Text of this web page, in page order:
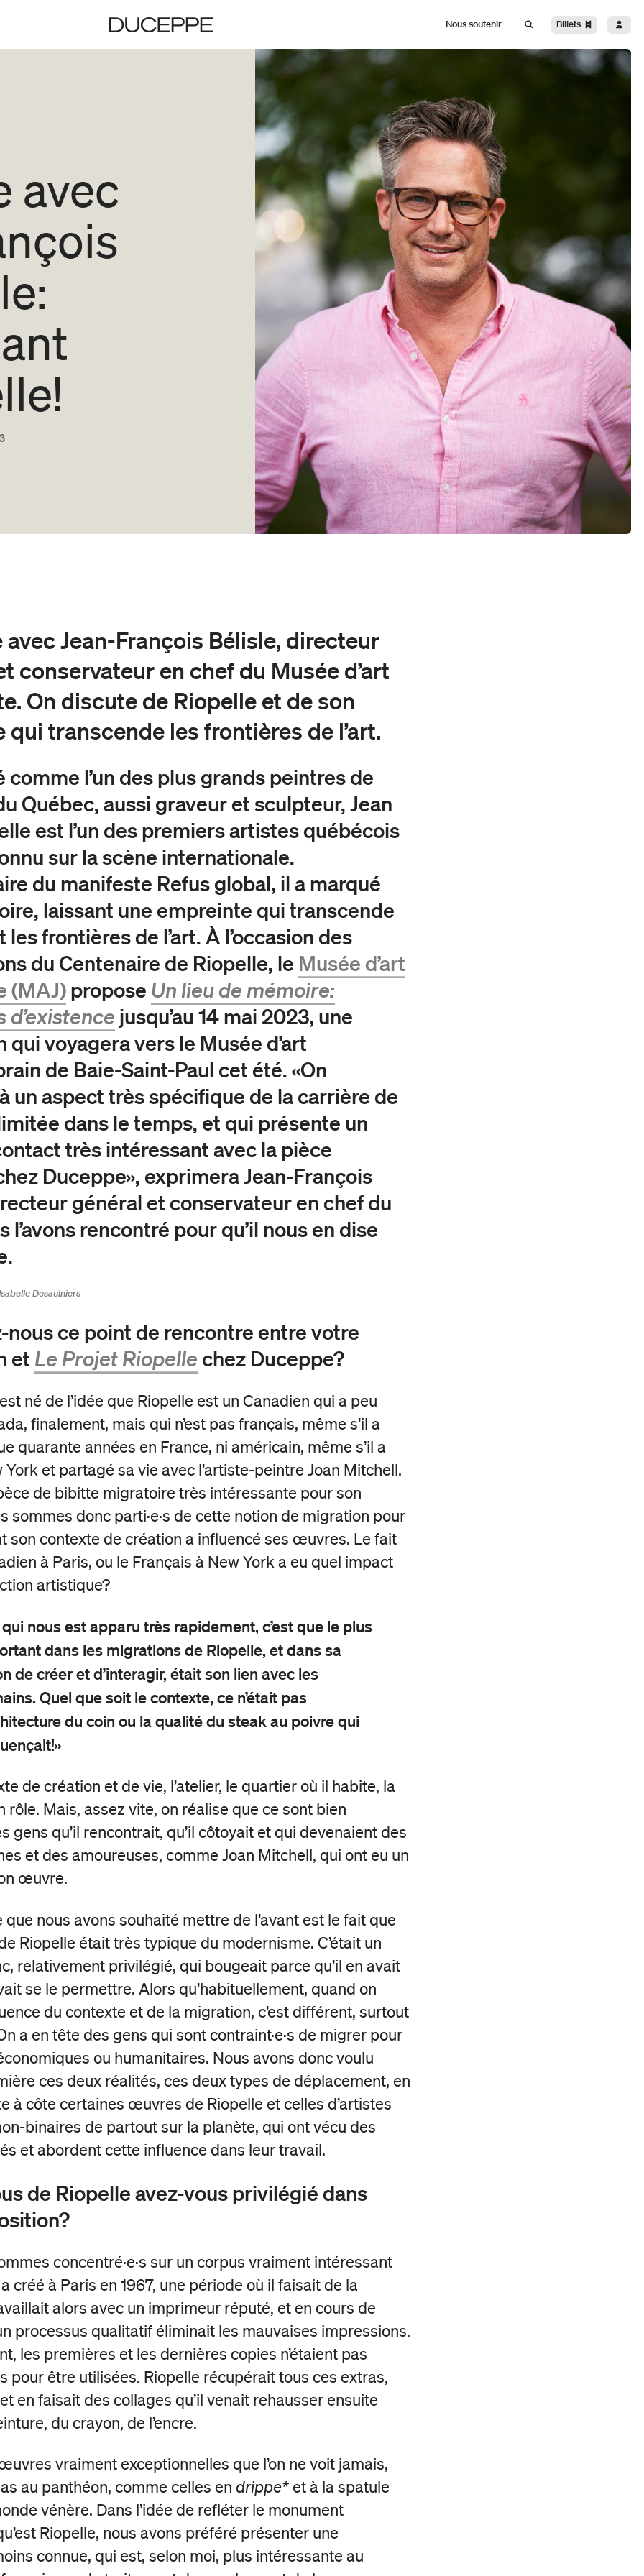
Duceppe
Nous soutenir Billets
avec
avec Jean-François Bélisle, directeur
conservateur en chef du Musée d’art
On discute de Riopelle et de son
qui transcende les frontières de l’art.
comme l’un des plus grands peintres de
Québec, aussi graveur et sculpteur, Jean
est l’un des premiers artistes québécois
sur la scène internationale.
du manifeste Refus global, il a marqué
laissant une empreinte qui transcende
frontières de l’art. À l’occasion des
du Centenaire de Riopelle, le Musée d’art
(MAJ)propose Un lieu de mémoire:
d’existence jusqu’au 14 mai 2023, une
qui voyagera vers le Musée d’art
de Baie-Saint-Paul cet été. «On
un aspect très spécifique de la carrière de
dans le temps, et qui présente un
très intéressant avec la pièce
Duceppe», exprimera Jean-François
général et conservateur en chef du
l’avons rencontré pour qu’il nous en dise
Desaulniers
nous ce point de rencontre entre votre
et Le Projet Riopelle chez Duceppe?
né de l’idée que Riopelle est un Canadien qui a peu
finalement, mais qui n’est pas français, même s’il a
quarante années en France, ni américain, même s’il a
York et partagé sa vie avec l’artiste-peintre Joan Mitchell.
de bibitte migratoire très intéressante pour son
sommes donc parti·e·s de cette notion de migration pour
son contexte de création a influencé ses œuvres. Le fait
à Paris, ou le Français à New York a eu quel impact
artistique?
qui nous est apparu très rapidement, c’est que le plus
dans les migrations de Riopelle, et dans sa
de créer et d’interagir, était son lien avec les
Quel que soit le contexte, ce n’était pas
du coin ou la qualité du steak au poivre qui
de création et de vie, l’atelier, le quartier où il habite, la
rôle. Mais, assez vite, on réalise que ce sont bien
gens qu’il rencontrait, qu’il côtoyait et qui devenaient des
et des amoureuses, comme Joan Mitchell, qui ont eu un
œuvre.
que nous avons souhaité mettre de l’avant est le fait que
Riopelle était très typique du modernisme. C’était un
relativement privilégié, qui bougeait parce qu’il en avait
se le permettre. Alors qu’habituellement, quand on
du contexte et de la migration, c’est différent, surtout
a en tête des gens qui sont contraint·e·s de migrer pour
ou humanitaires. Nous avons donc voulu
ces deux réalités, ces deux types de déplacement, en
à côte certaines œuvres de Riopelle et celles d’artistes
binaires de partout sur la planète, qui ont vécu des
et abordent cette influence dans leur travail.
de Riopelle avez-vous privilégié dans
concentré·e·s sur un corpus vraiment intéressant
créé à Paris en 1967, une période où il faisait de la
alors avec un imprimeur réputé, et en cours de
processus qualitatif éliminait les mauvaises impressions.
les premières et les dernières copies n’étaient pas
pour être utilisées. Riopelle récupérait tous ces extras,
en faisait des collages qu’il venait rehausser ensuite
du crayon, de l’encre.
vraiment exceptionnelles que l’on ne voit jamais,
au panthéon, comme celles en drippe*et à la spatule
vénère. Dans l’idée de refléter le monument
Riopelle, nous avons préféré présenter une
connue, qui est, selon moi, plus intéressante au